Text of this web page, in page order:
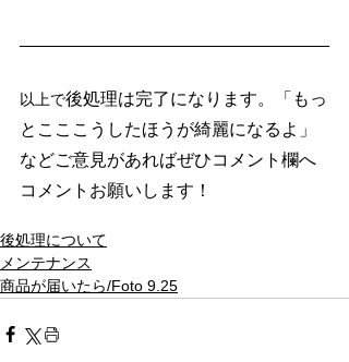
以上で後処理は完了になります。「もっ
とこここうしたほうが綺麗になるよ」
などご意見があればぜひコメント欄へ
コメントお願いします！
後処理について
メンテナンス
商品が届いたら/Foto 9.25